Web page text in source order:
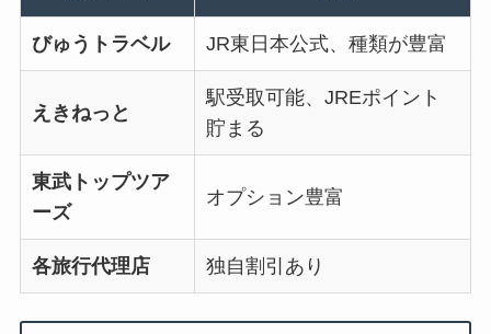
びゅうトラベル JR東日本公式、種類が豊富
えきねっと
駅受取可能、JREポイント
貯まる
東武トップツア
ーズ
オプション豊富
各旅行代理店 独自割引あり